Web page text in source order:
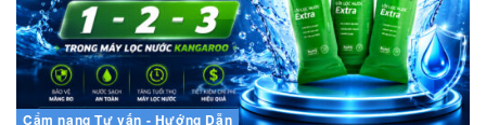
Cẩm nang Tư vấn - Hướng Dẫn